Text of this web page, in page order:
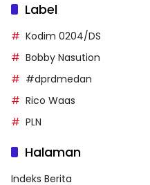
Label
Kodim 0204/DS
Bobby Nasution
#dprdmedan
Rico Waas
PLN
Halaman
Indeks Berita